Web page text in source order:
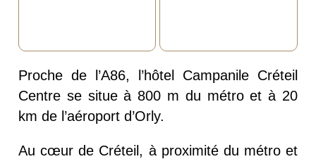
Proche de l’A86, l’hôtel Campanile Créteil
Centre se situe à 800 m du métro et à 20
km de l’aéroport d’Orly.
Au cœur de Créteil, à proximité du métro et